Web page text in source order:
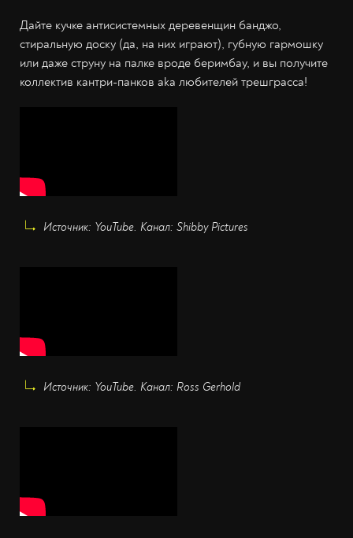
Дайте кучке антисистемных деревенщин банджо,
стиральную доску (да, на них играют), губную гармошку
или даже струну на палке вроде беримбау, и вы получите
коллектив кантри-панков aka любителей трешграсса!
Источник: YouTube. Канал: Shibby Pictures
Источник: YouTube. Канал: Ross Gerhold